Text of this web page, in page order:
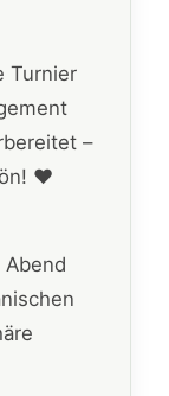
Turnier
–
❤️